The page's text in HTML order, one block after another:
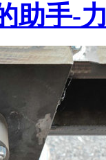
助手-